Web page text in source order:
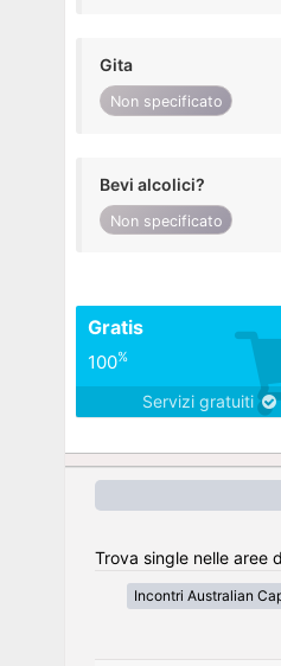
Gita
Non specificato
Bevi alcolici?
Non specificato
Gratis
100%
Servizi gratuiti
Trova single nelle aree
Incontri Australian